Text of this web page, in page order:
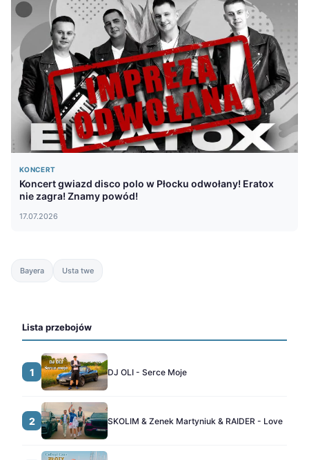
KONCERT
Koncert gwiazd disco polo w Płocku odwołany! Eratox
nie zagra! Znamy powód!
17.07.2026
Bayera Usta twe
Lista przebojów
1 DJ OLI - Serce Moje
2 SKOLIM & Zenek Martyniuk & RAIDER - Love